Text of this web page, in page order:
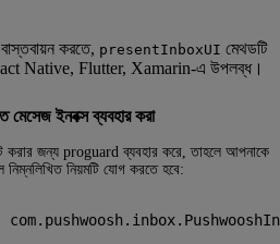
করতে, presentInboxUI মেথডটি
Native, Flutter, Xamarin-এ উপলব্ধ।
ইনবক্স ব্যবহার করা
করার জন্য proguard ব্যবহার করে, তাহলে আপনাকে
নিম্নলিখিত নিয়মটি যোগ করতে হবে: